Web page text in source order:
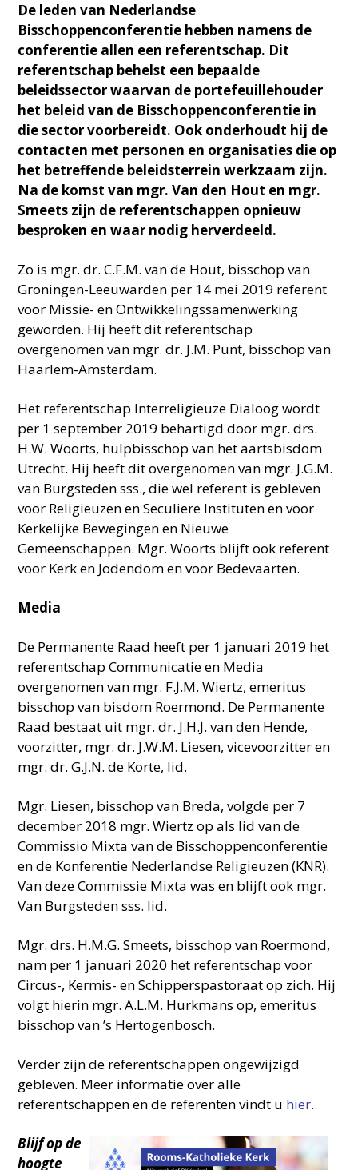
De leden van Nederlandse
Bisschoppenconferentie hebben namens de
conferentie allen een referentschap. Dit
referentschap behelst een bepaalde
beleidssector waarvan de portefeuillehouder
het beleid van de Bisschoppenconferentie in
die sector voorbereidt. Ook onderhoudt hij de
contacten met personen en organisaties die op
het betreffende beleidsterrein werkzaam zijn.
Na de komst van mgr. Van den Hout en mgr.
Smeets zijn de referentschappen opnieuw
besproken en waar nodig herverdeeld.
Zo is mgr. dr. C.F.M. van de Hout, bisschop van
Groningen-Leeuwarden per 14 mei 2019 referent
voor Missie- en Ontwikkelingssamenwerking
geworden. Hij heeft dit referentschap
overgenomen van mgr. dr. J.M. Punt, bisschop van
Haarlem-Amsterdam.
Het referentschap Interreligieuze Dialoog wordt
per 1 september 2019 behartigd door mgr. drs.
H.W. Woorts, hulpbisschop van het aartsbisdom
Utrecht. Hij heeft dit overgenomen van mgr. J.G.M.
van Burgsteden sss., die wel referent is gebleven
voor Religieuzen en Seculiere Instituten en voor
Kerkelijke Bewegingen en Nieuwe
Gemeenschappen. Mgr. Woorts blijft ook referent
voor Kerk en Jodendom en voor Bedevaarten.
Media
De Permanente Raad heeft per 1 januari 2019 het
referentschap Communicatie en Media
overgenomen van mgr. F.J.M. Wiertz, emeritus
bisschop van bisdom Roermond. De Permanente
Raad bestaat uit mgr. dr. J.H.J. van den Hende,
voorzitter, mgr. dr. J.W.M. Liesen, vicevoorzitter en
mgr. dr. G.J.N. de Korte, lid.
Mgr. Liesen, bisschop van Breda, volgde per 7
december 2018 mgr. Wiertz op als lid van de
Commissio Mixta van de Bisschoppenconferentie
en de Konferentie Nederlandse Religieuzen (KNR).
Van deze Commissie Mixta was en blijft ook mgr.
Van Burgsteden sss. lid.
Mgr. drs. H.M.G. Smeets, bisschop van Roermond,
nam per 1 januari 2020 het referentschap voor
Circus-, Kermis- en Schipperspastoraat op zich. Hij
volgt hierin mgr. A.L.M. Hurkmans op, emeritus
bisschop van ’s Hertogenbosch.
Verder zijn de referentschappen ongewijzigd
gebleven. Meer informatie over alle
referentschappen en de referenten vindt u hier.
Blijf op de
hoogte